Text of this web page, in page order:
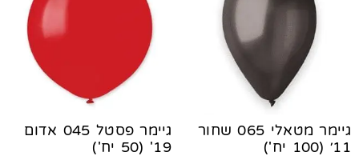
גיימר מטאלי 065 שחור
11׳ (100 יח')
גיימר פסטל 045 אדום
19' (50 יח')